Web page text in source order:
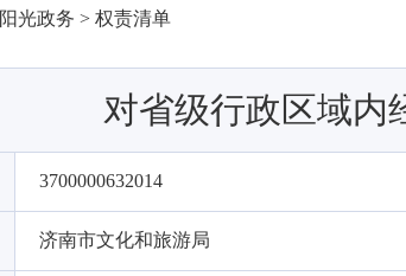
阳光政务 > 权责清单
对省级行政区域内
3700000632014
济南市文化和旅游局